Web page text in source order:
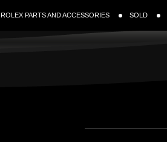
ROLEX PARTS AND ACCESSORIES SOLD